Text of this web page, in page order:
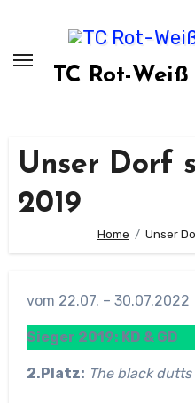
springen
TC Rot-Weiß
Unser Dorf
2019
Home Unser
vom 22.07. – 30.07.2022
Sieger 2019: KD & GD
2.Platz: The black